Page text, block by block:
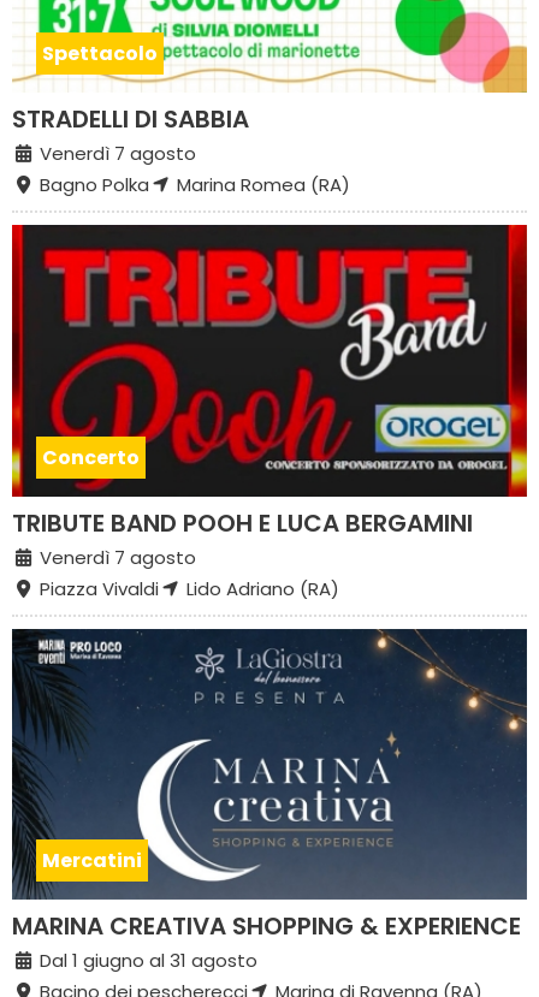
Spettacolo
STRADELLI DI SABBIA
Venerdì 7 agosto
Bagno Polka
Marina Romea (RA)
Concerto
TRIBUTE BAND POOH E LUCA BERGAMINI
Venerdì 7 agosto
Piazza Vivaldi
Lido Adriano (RA)
Mercatini
MARINA CREATIVA SHOPPING & EXPERIENCE
Dal 1 giugno al 31 agosto